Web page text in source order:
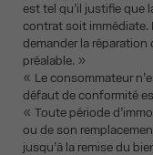
est tel qu’il justifie que
contrat soit immédiate.
demander la réparation
préalable. »
« Le consommateur
défaut de conformité
« Toute période
ou de son
jusqu’à la remise du